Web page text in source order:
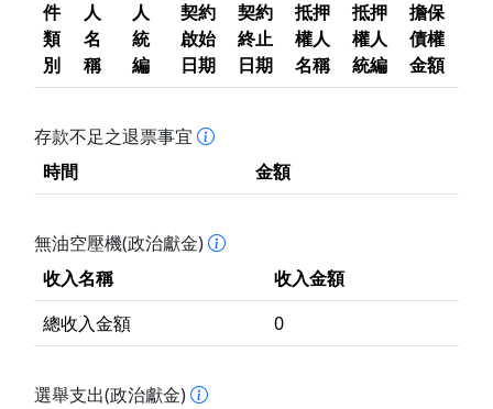
件
類
別
人
名
稱
人
統
編
契約
啟始
日期
契約
終止
日期
抵押
權人
名稱
抵押
權人
統編
擔保
債權
金額
存款不足之退票事宜
時間
金額
無油空壓機(政治獻金)
收入名稱
收入金額
總收入金額
0
選舉支出(政治獻金)